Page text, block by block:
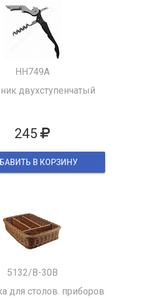
HH749A
двухступенчатый
245
В КОРЗИНУ
5132/B-30B
для столов. приборов